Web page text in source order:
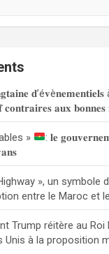
𝐝’é𝐯è𝐧𝐞𝐦𝐞𝐧𝐭𝐢𝐞𝐥𝐬
𝐜𝐨𝐧𝐭𝐫𝐚𝐢𝐫𝐞𝐬 𝐚𝐮𝐱
»
: 𝐥𝐞
», un symbole
entre le Maroc et
Trump réitère au
Unis à la proposition